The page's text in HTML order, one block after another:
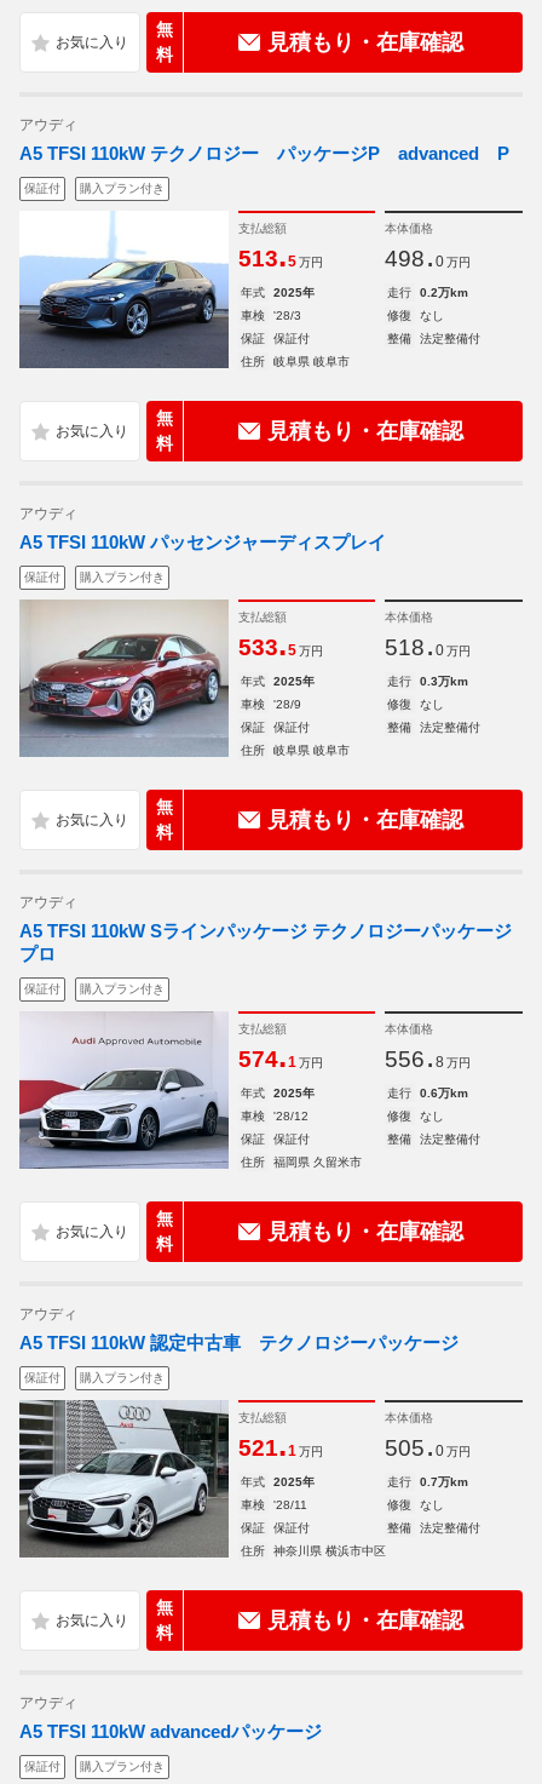
無
料
見積もり・在庫確認
アウディ
A5 TFSI 110kW テクノロジー パッケージP advanced P
保証付 購入プラン付き
支払総額
513.5 万円
本体価格
498. 0 万円
年式 2025年 走行
0.2万km
車検
'28/3 修復
なし
保証
保証付 整備
法定整備付
住所
岐阜県 岐阜市
無
料
見積もり・在庫確認
アウディ
A5 TFSI 110kW パッセンジャーディスプレイ
保証付 購入プラン付き
支払総額
533.5 万円
本体価格
518. 0 万円
年式 2025年 走行
0.3万km
車検
'28/9 修復
なし
保証
保証付 整備
法定整備付
住所
岐阜県 岐阜市
無
料
見積もり・在庫確認
アウディ
A5 TFSI 110kW Sラインパッケージ テクノロジーパッケージ
プロ
保証付 購入プラン付き
支払総額
574.1 万円
本体価格
556. 8 万円
年式 2025年 走行
0.6万km
車検
'28/12 修復
なし
保証
保証付 整備
法定整備付
住所
福岡県 久留米市
無
料
見積もり・在庫確認
アウディ
A5 TFSI 110kW 認定中古車 テクノロジーパッケージ
保証付 購入プラン付き
支払総額
521.1 万円
本体価格
505. 0 万円
年式 2025年 走行
0.7万km
車検
'28/11 修復
なし
保証
保証付 整備
法定整備付
住所
神奈川県 横浜市中区
無
料
見積もり・在庫確認
アウディ
A5 TFSI 110kW advancedパッケージ
保証付 購入プラン付き